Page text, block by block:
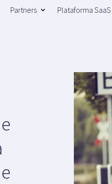
Partners Plataforma SaaS